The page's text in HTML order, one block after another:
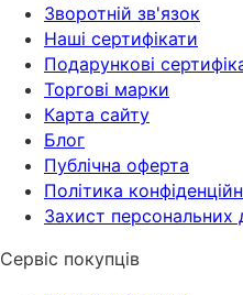
Зворотній зв'язок
Наші сертифікати
Подарункові
Торгові марки
Карта сайту
Блог
Публічна оферта
Політика
Захист персональних
Сервіс покупців